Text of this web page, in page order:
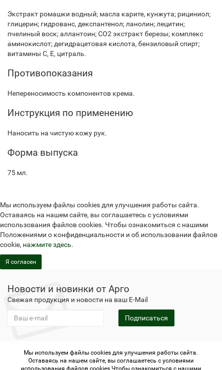
Экстракт ромашки водный; масла карите, кунжута; рициниол;
глицерин; гидрованс, декспантенол; ланолин; лецитин;
пчелиный воск; аллантоин; СО2 экстракт березы; комплекс
аминокислот; дегидрацетовая кислота, бензиловый спирт;
витамины С, Е, цитраль.
Противопоказания
Непереносимость компонентов крема.
Инструкция по применению
Наносить на чистую кожу рук.
Форма выпуска
75 мл.
Мы используем файлы cookies для улучшения работы сайта.
Оставаясь на нашем сайте, вы соглашаетесь с условиями
использования файлов cookies. Чтобы ознакомиться с нашими
Положениями о конфиденциальности и об использовании файлов
cookie, нажмите здесь.
Я согласен
Новости и новинки от Арго
Свежая продукция и новости на ваш E-Mail
Подписаться
Не является публичной офертой
Политика
конфиденциальности
Не является публичной офертой
Мы используем файлы cookies для улучшения работы сайта.
Оставаясь на нашем сайте, вы соглашаетесь с условиями
использования файлов cookies.Чтобы ознакомиться с нашими